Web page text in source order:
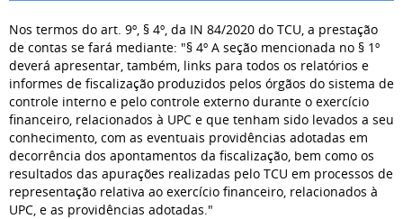
Nos termos do art. 9º, § 4º, da IN 84/2020 do TCU, a prestação
de contas se fará mediante: "§ 4º A seção mencionada no § 1º
deverá apresentar, também, links para todos os relatórios e
informes de fiscalização produzidos pelos órgãos do sistema de
controle interno e pelo controle externo durante o exercício
financeiro, relacionados à UPC e que tenham sido levados a seu
conhecimento, com as eventuais providências adotadas em
decorrência dos apontamentos da fiscalização, bem como os
resultados das apurações realizadas pelo TCU em processos de
representação relativa ao exercício financeiro, relacionados à
UPC, e as providências adotadas."